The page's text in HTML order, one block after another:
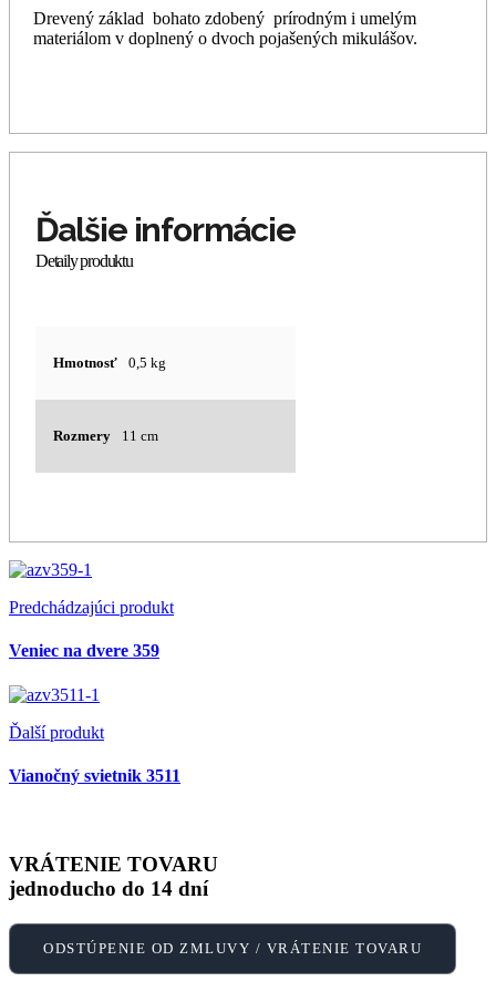
Drevený základ bohato zdobený prírodným i umelým
materiálom v doplnený o dvoch pojašených mikulášov.
Hmotnosť 0,5 kg
Rozmery 11 cm
Predchádzajúci produkt
Veniec na dvere 359
Ďalší produkt
Vianočný svietnik 3511
VRÁTENIE TOVARU
jednoducho do 14 dní
ODSTÚPENIE OD ZMLUVY / VRÁTENIE TOVARU